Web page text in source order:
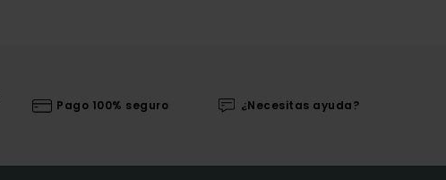
Pago 100% seguro ¿Necesitas ayuda?